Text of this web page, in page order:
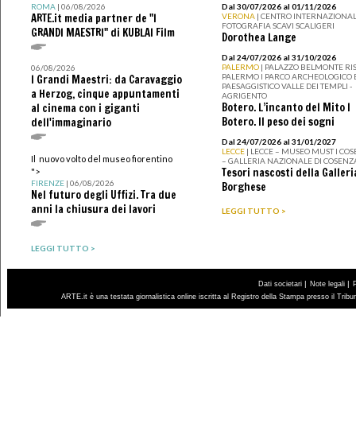
ROMA| 06/08/2026
ARTE.it media partner de "I
GRANDI MAESTRI" di KUBLAI Film
06/08/2026
I Grandi Maestri: da Caravaggio
a Herzog, cinque appuntamenti
al cinema con i giganti
dell'immaginario
Il nuovo volto del museo fiorentino
">
FIRENZE| 06/08/2026
Nel futuro degli Uffizi. Tra due
anni la chiusura dei lavori
LEGGI TUTTO >
Dal 30/07/2026 al 01/11/2026
VERONA | CENTRO
FOTOGRAFIA SCAVI SCALIGERI
Dorothea Lange
Dal 24/07/2026 al 31/10/2026
PALERMO | PALAZZO BELMONTE
PALERMO I PARCO ARCHEOLOGICO
PAESAGGISTICO VALLE DEI TEMPLI -
AGRIGENTO
Botero. L’incanto del Mito I
Botero. Il peso dei sogni
Dal 24/07/2026 al 31/01/2027
LECCE | LECCE – MUSEO MUST I
– GALLERIA NAZIONALE DI
Tesori nascosti della
Borghese
LEGGI TUTTO >
Dati societari | Note legali |
ARTE.it è una testata giornalistica online iscritta al Registro della Stampa presso il